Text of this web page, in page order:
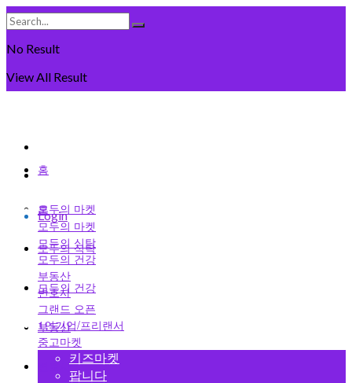
No Result
View All Result
로그인
Login
홈
모두의 마켓
모두의 식탁
모두의 건강
부동산
변호사
홈
모두의 마켓
모두의 식탁
모두의 건강
부동산
변호사
그랜드 오픈
1인기업/프리랜서
중고마켓
키즈마켓
팝니다